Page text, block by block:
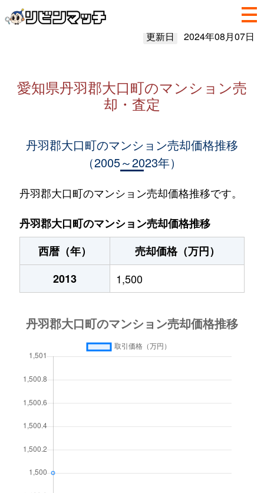
更新日 2024年08月07日
愛知県丹羽郡大口町のマンション売
却・査定
丹羽郡大口町のマンション売却価格推移
（2005～2023年）
丹羽郡大口町のマンション売却価格推移です。
丹羽郡大口町のマンション売却価格推移
西暦（年）
売却価格（万円）
2013
1,500